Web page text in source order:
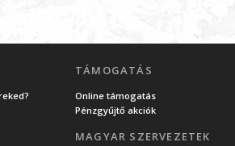
TÁMOGATÁS
Online támogatás
Pénzgyűjtő akciók
MAGYAR SZERVEZETEK